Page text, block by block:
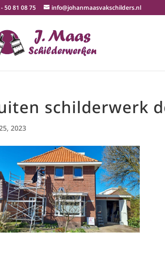
50 81 08 75 info@johanmaasvakschilders.nl
schilderwerk
2023